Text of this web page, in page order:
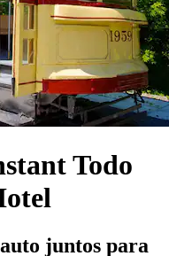
Todo
juntos para